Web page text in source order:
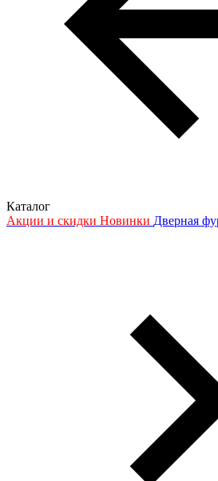
Каталог
Акции и скидки Новинки Дверная